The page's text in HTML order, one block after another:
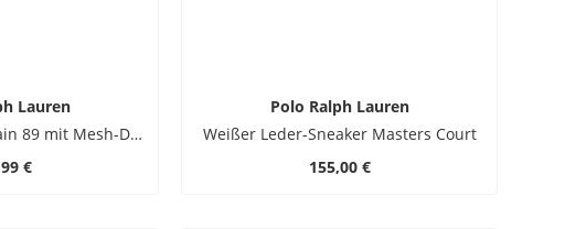
Lauren
Runner Sneaker Train 89 mit Mesh-Details und Pony-Stickerei
€
Polo Ralph Lauren
Weißer Leder-Sneaker Masters Court
155,00 €